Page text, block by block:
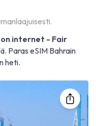
internet - Fair
Paras eSIM Bahrain
heti.